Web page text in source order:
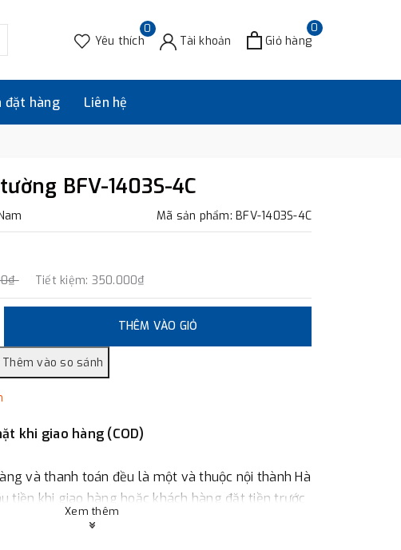
0
Yêu thích Tài khoản
0
Giỏ hàng
đặt hàng Liên hệ
BFV-1403S-4C
Mã sản phẩm: BFV-1403S-4C
Tiết kiệm: 350.000₫
THÊM VÀO GIỎ
khi giao hàng (COD)
và thanh toán đều là một và thuộc nội thành Hà
tiền khi giao hàng hoặc khách hàng đặt tiền trước
tùy thuộc vào đơn hàng.
Xem thêm